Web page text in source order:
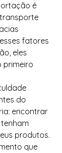
é
fatores
eles
primeiro
do
encontrar
produtos.
que